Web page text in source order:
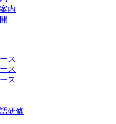
内
ス
ス
ス
研修